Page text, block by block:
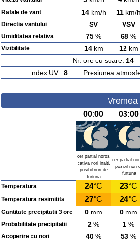
Rafale de vant 14km/h 11 km/h
Directia vantului SV VSV
Umiditatea relativa 75 % 68 %
Vizibilitate 14km 12km
Nr. ore cu soare: 14
Index UV : 8Presiunea
00:00 03:00
cer partial noros,
cativa nori inalti,
posibil nori de
furtuna
cer partial
posibil nori
furtuna
Temperatura 24°C 23°C
Temperatura resimitita 27°C 24°C
Cantitate precipitatii 3 ore 0 mm 0 mm
Probabilitate precipitatii 2 % 1 %
Acoperire cu nori 40 % 53 %